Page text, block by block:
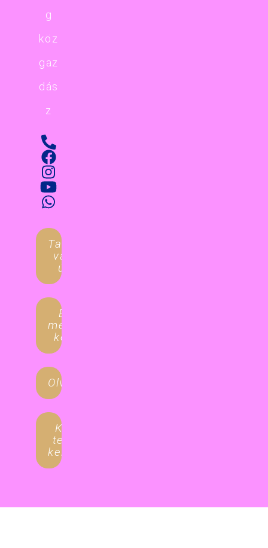
g
köz
gaz
dás
z
Tanulnál
valami
újat?
Egyéni
megoldást
keresel?
Olvasgatnál?
Kiadó
termet
keresel?